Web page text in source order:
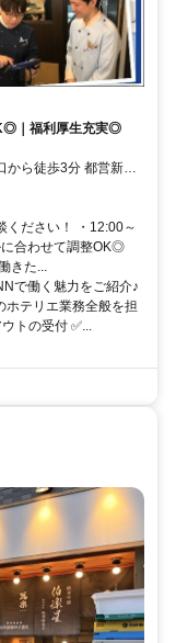
｜福利厚生充実◎
ください！ ・12:00～
合わせて調整OK◎
きた...
で働く魅力をご紹介♪
ホテリエ業務全般を担
トの受付 ✅...